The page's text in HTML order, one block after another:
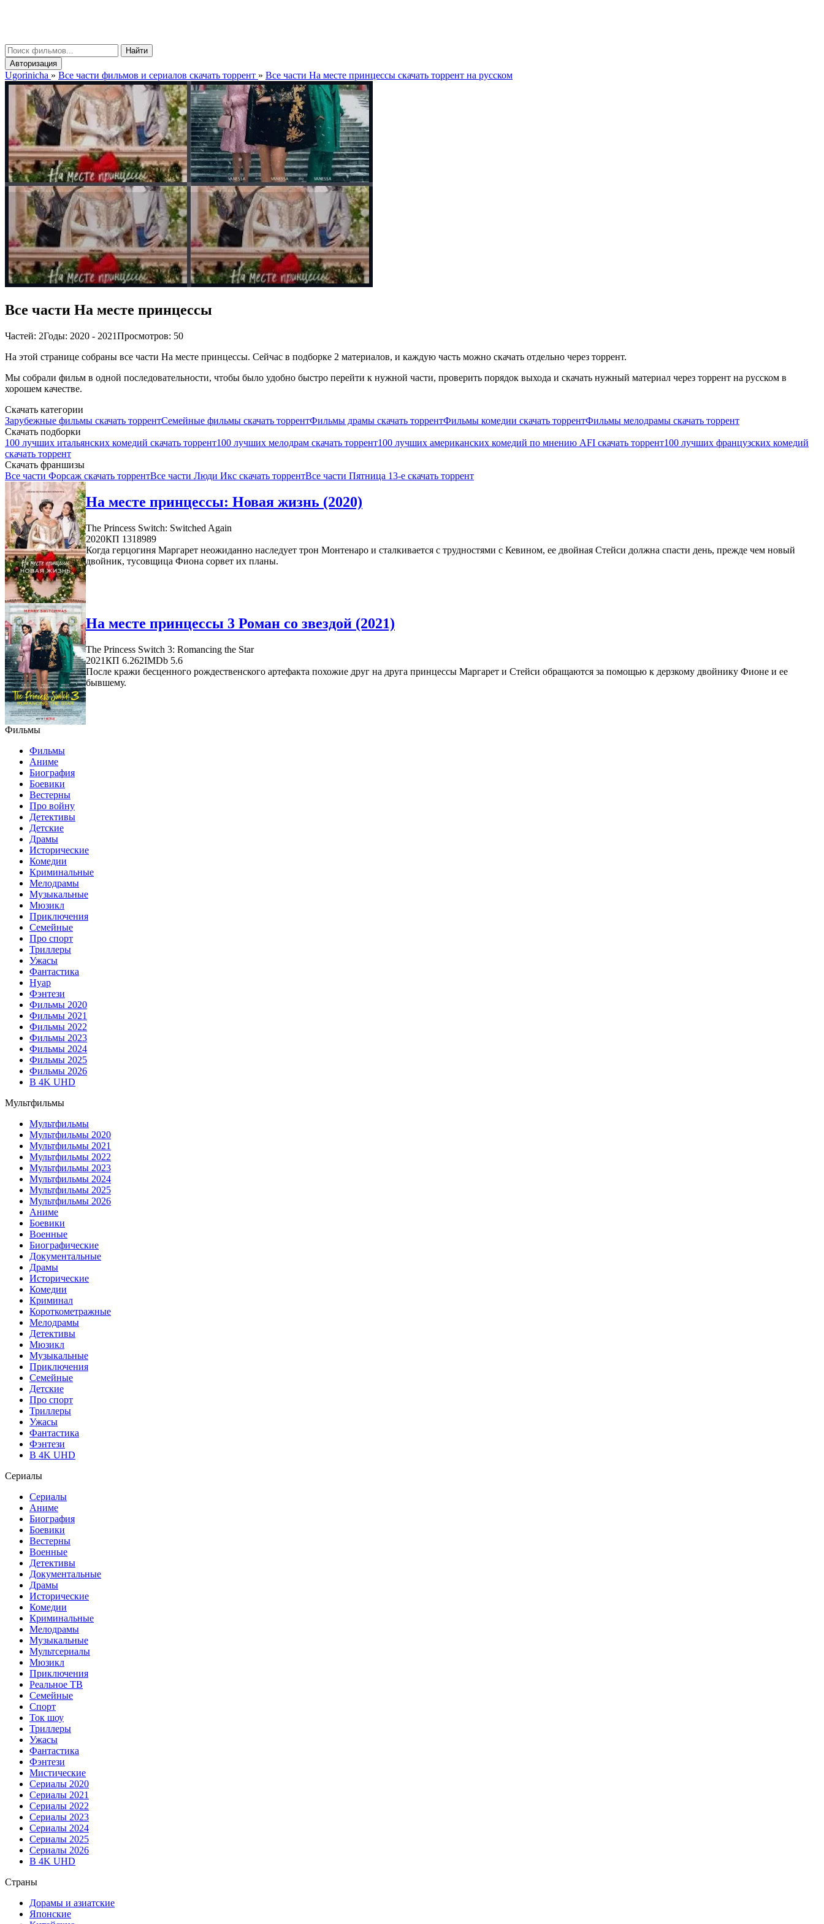
Найти
Авторизация
Ugorinicha » Все части фильмов и сериалов скачать торрент » Все части На месте принцессы скачать торрент на русском
Все части На месте принцессы
Частей: 2Годы: 2020 - 2021Просмотров: 50
На этой странице собраны все части На месте принцессы. Сейчас в подборке 2 материалов, и каждую часть можно скачать отдельно через торрент.
Мы собрали фильм в одной последовательности, чтобы было удобно быстро перейти к нужной части, проверить порядок выхода и скачать нужный материал через торрент на русском в
хорошем качестве.
Скачать категории
Зарубежные фильмы скачать торрентСемейные фильмы скачать торрентФильмы драмы скачать торрентФильмы комедии скачать торрентФильмы мелодрамы скачать торрент
Скачать подборки
100 лучших итальянских комедий скачать торрент100 лучших мелодрам скачать торрент100 лучших американских комедий по мнению AFI скачать торрент100 лучших французских комедий
скачать торрент
Скачать франшизы
Все части Форсаж скачать торрентВсе части Люди Икс скачать торрентВсе части Пятница 13-е скачать торрент
На месте принцессы: Новая жизнь (2020)
The Princess Switch: Switched Again
2020КП 1318989
Когда герцогиня Маргарет неожиданно наследует трон Монтенаро и сталкивается с трудностями с Кевином, ее двойная Стейси должна спасти день, прежде чем новый
двойник, тусовщица Фиона сорвет их планы.
На месте принцессы 3 Роман со звездой (2021)
The Princess Switch 3: Romancing the Star
2021КП 6.262IMDb 5.6
После кражи бесценного рождественского артефакта похожие друг на друга принцессы Маргарет и Стейси обращаются за помощью к дерзкому двойнику Фионе и ее
бывшему.
Фильмы
Фильмы
Аниме
Биография
Боевики
Вестерны
Про войну
Детективы
Детские
Драмы
Исторические
Комедии
Криминальные
Мелодрамы
Музыкальные
Мюзикл
Приключения
Семейные
Про спорт
Триллеры
Ужасы
Фантастика
Нуар
Фэнтези
Фильмы 2020
Фильмы 2021
Фильмы 2022
Фильмы 2023
Фильмы 2024
Фильмы 2025
Фильмы 2026
В 4K UHD
Мультфильмы
Мультфильмы
Мультфильмы 2020
Мультфильмы 2021
Мультфильмы 2022
Мультфильмы 2023
Мультфильмы 2024
Мультфильмы 2025
Мультфильмы 2026
Аниме
Боевики
Военные
Биографические
Документальные
Драмы
Исторические
Комедии
Криминал
Короткометражные
Мелодрамы
Детективы
Мюзикл
Музыкальные
Приключения
Семейные
Детские
Про спорт
Триллеры
Ужасы
Фантастика
Фэнтези
В 4K UHD
Сериалы
Сериалы
Аниме
Биография
Боевики
Вестерны
Военные
Детективы
Документальные
Драмы
Исторические
Комедии
Криминальные
Мелодрамы
Музыкальные
Мультсериалы
Мюзикл
Приключения
Реальное ТВ
Семейные
Спорт
Ток шоу
Триллеры
Ужасы
Фантастика
Фэнтези
Мистические
Сериалы 2020
Сериалы 2021
Сериалы 2022
Сериалы 2023
Сериалы 2024
Сериалы 2025
Сериалы 2026
В 4K UHD
Страны
Дорамы и азиатские
Японские